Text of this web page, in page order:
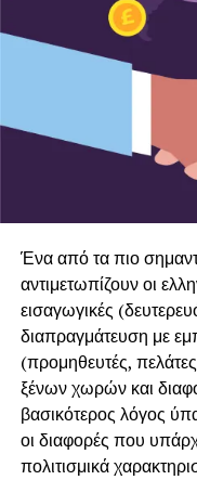
Ένα από τα πιο
αντιμετωπίζουν οι
εισαγωγικές
διαπραγμάτευση με
(προμηθευτές,
ξένων χωρών και
βασικότερος λόγος
οι διαφορές που
πολιτισμικά